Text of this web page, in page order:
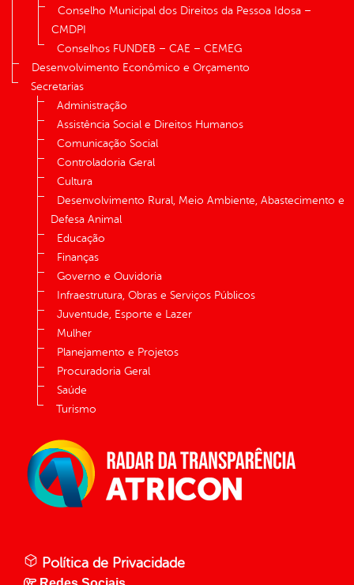
Conselho Municipal dos Direitos da Pessoa Idosa –
CMDPI
Conselhos FUNDEB – CAE – CEMEG
Desenvolvimento Econômico e Orçamento
Secretarias
Administração
Assistência Social e Direitos Humanos
Comunicação Social
Controladoria Geral
Cultura
Desenvolvimento Rural, Meio Ambiente, Abastecimento e
Defesa Animal
Educação
Finanças
Governo e Ouvidoria
Infraestrutura, Obras e Serviços Públicos
Juventude, Esporte e Lazer
Mulher
Planejamento e Projetos
Procuradoria Geral
Saúde
Turismo
Política de Privacidade